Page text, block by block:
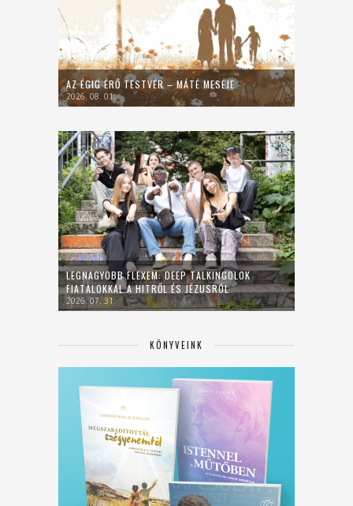
AZ ÉGIG ÉRŐ TESTVÉR – MÁTÉ MESÉJE
2026. 08. 01.
LEGNAGYOBB FLEXEM: DEEP TALKINGOLOK
FIATALOKKAL A HITRŐL ÉS JÉZUSRÓL
2026. 07. 31.
KÖNYVEINK